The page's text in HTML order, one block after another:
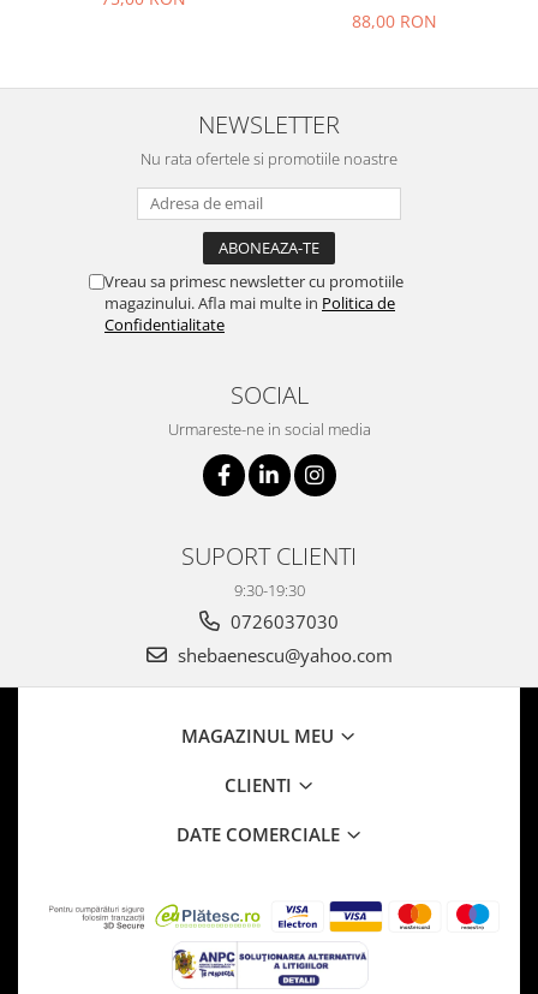
88,00 RON
NEWSLETTER
Nu rata ofertele si promotiile noastre
Vreau sa primesc newsletter cu promotiile
magazinului. Afla mai multe in Politica de
Confidentialitate
SOCIAL
Urmareste-ne in social media
SUPORT CLIENTI
9:30-19:30
0726037030
shebaenescu@yahoo.com
MAGAZINUL MEU
CLIENTI
DATE COMERCIALE